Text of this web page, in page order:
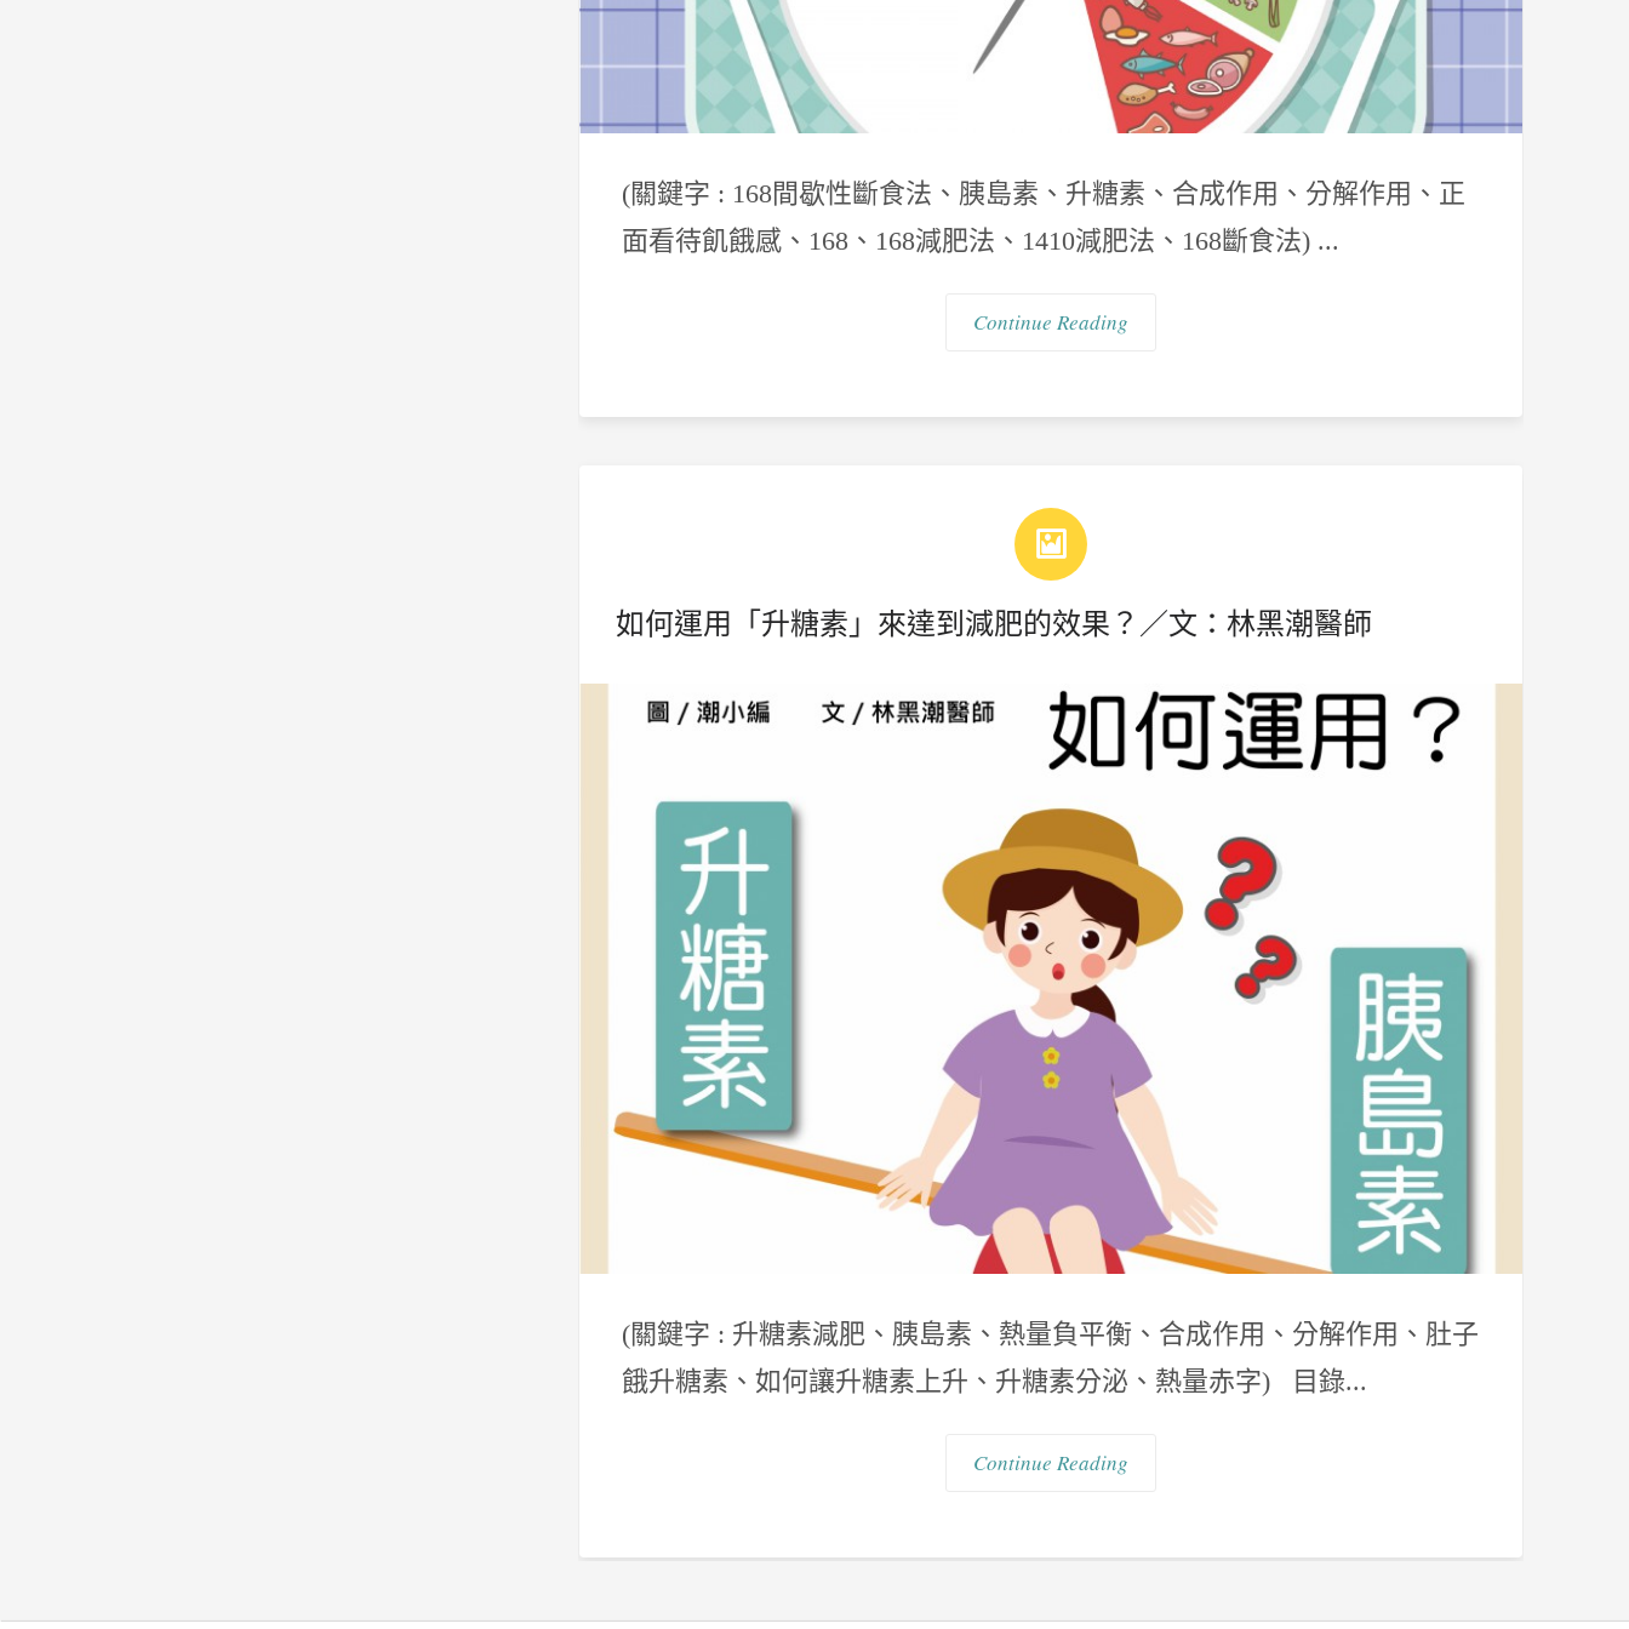
(關鍵字 : 168間歇性斷食法、胰島素、升糖素、合成作用、分解作用、正
面看待飢餓感、168、168減肥法、1410減肥法、168斷食法) ...
Continue Reading
如何運用「升糖素」來達到減肥的效果？／文：林黑潮醫師
(關鍵字 : 升糖素減肥、胰島素、熱量負平衡、合成作用、分解作用、肚子
餓升糖素、如何讓升糖素上升、升糖素分泌、熱量赤字) 目錄...
Continue Reading